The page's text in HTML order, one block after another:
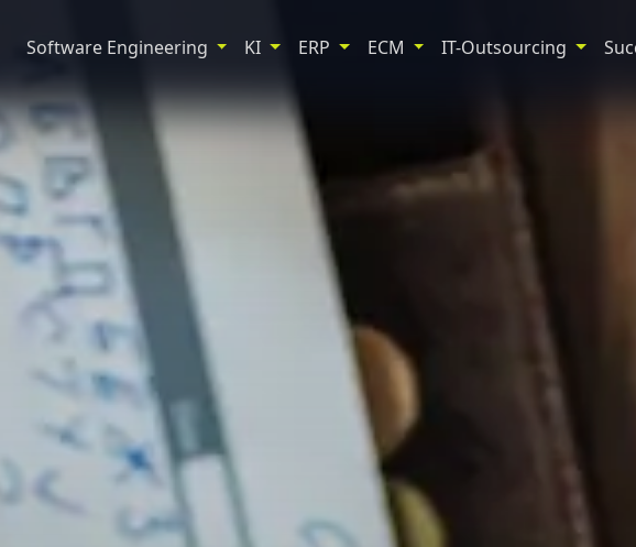
Software Engineering KI ERP ECM IT-Outsourcing